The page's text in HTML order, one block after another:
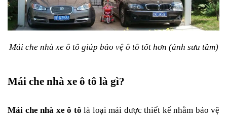
Mái che nhà xe ô tô giúp bảo vệ ô tô tốt hơn (ảnh sưu tầm)
Mái che nhà xe ô tô là gì?
Mái che nhà xe ô tô là loại mái được thiết kế nhằm bảo vệ